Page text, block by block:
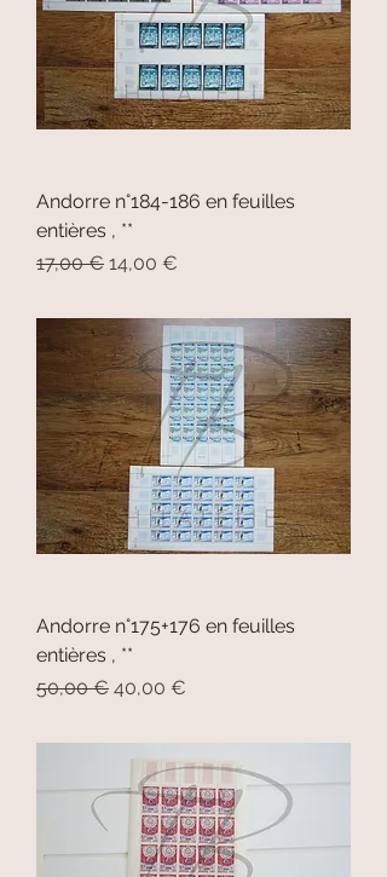
Andorre n°184-186 en feuilles
entières , **
Prix original
17,00 € Prix promotionnel
14,00 €
Andorre n°175+176 en feuilles
entières , **
Prix original
50,00 € Prix promotionnel
40,00 €